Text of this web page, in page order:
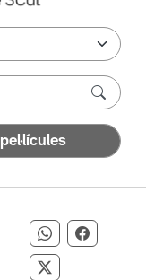
pel·lícules
Compartir
Compartir